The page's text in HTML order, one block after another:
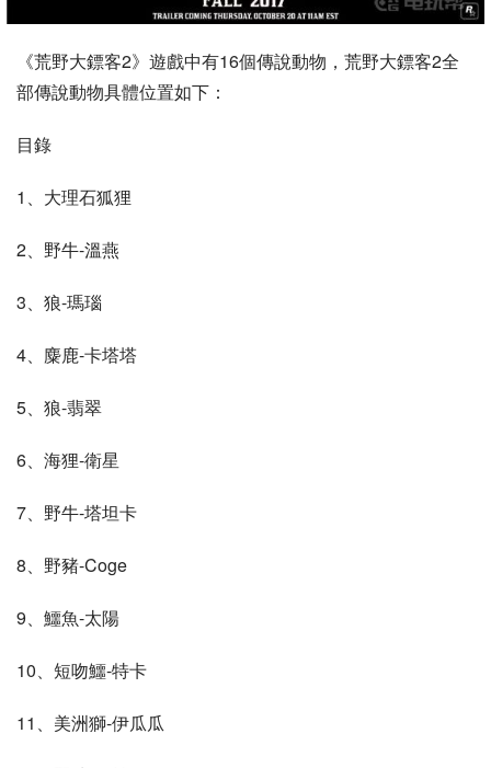
《荒野大鏢客2》遊戲中有16個傳說動物，荒野大鏢客2全
部傳說動物具體位置如下：
目錄
1、大理石狐狸
2、野牛-溫燕
3、狼-瑪瑙
4、麋鹿-卡塔塔
5、狼-翡翠
6、海狸-衛星
7、野牛-塔坦卡
8、野豬-Coge
9、鱷魚-太陽
10、短吻鱷-特卡
11、美洲獅-伊瓜瓜